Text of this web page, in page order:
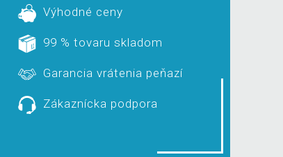
Výhodné ceny
99 % tovaru skladom
Garancia vrátenia peňazí
Zákaznícka podpora